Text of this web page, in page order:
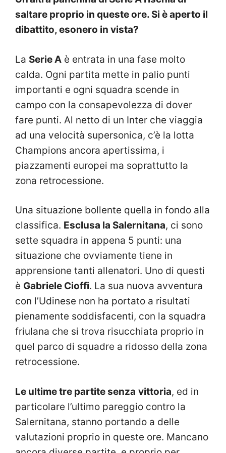
saltare proprio in queste ore. Si è aperto il
dibattito, esonero in vista?
La Serie A è entrata in una fase molto
calda. Ogni partita mette in palio punti
importanti e ogni squadra scende in
campo con la consapevolezza di dover
fare punti. Al netto di un Inter che viaggia
ad una velocità supersonica, c’è la lotta
Champions ancora apertissima, i
piazzamenti europei ma soprattutto la
zona retrocessione.
Una situazione bollente quella in fondo alla
classifica. Esclusa la Salernitana, ci sono
sette squadra in appena 5 punti: una
situazione che ovviamente tiene in
apprensione tanti allenatori. Uno di questi
è Gabriele Cioffi. La sua nuova avventura
con l’Udinese non ha portato a risultati
pienamente soddisfacenti, con la squadra
friulana che si trova risucchiata proprio in
quel parco di squadre a ridosso della zona
retrocessione.
Le ultime tre partite senza vittoria, ed in
particolare l’ultimo pareggio contro la
Salernitana, stanno portando a delle
valutazioni proprio in queste ore. Mancano